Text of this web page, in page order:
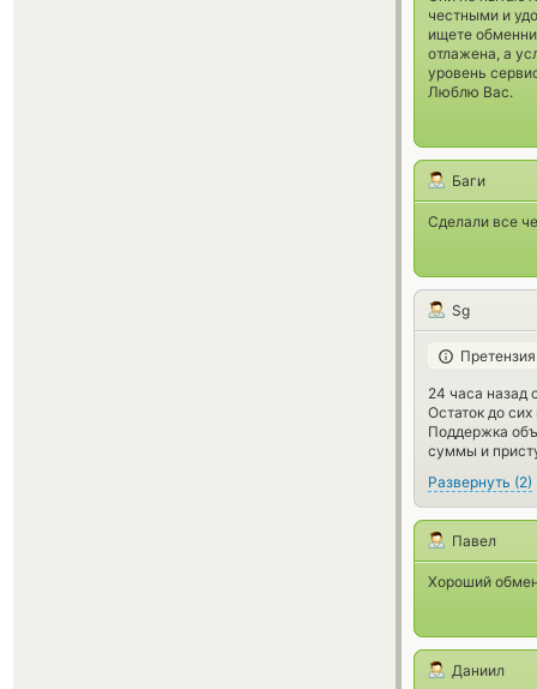
честными и
ищете
отлажена, а
уровень
Люблю Вас.
Баги
Сделали все
Sg
24 часа назад
Остаток до
Поддержка
суммы и
Развернуть (2)
Павел
Хороший
Даниил